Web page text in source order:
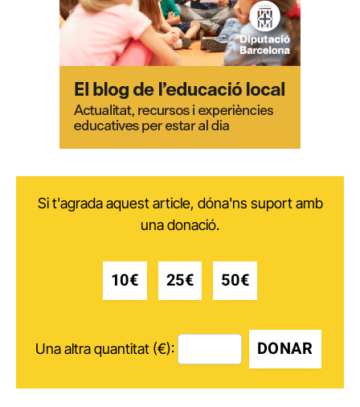
Si t'agrada aquest article, dóna'ns suport amb
una donació.
10€ 25€ 50€
Una altra quantitat (€): DONAR